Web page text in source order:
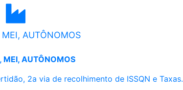
MEI, AUTÔNOMOS
MEI, AUTÔNOMOS
2a via de recolhimento de ISSQN e Taxas.